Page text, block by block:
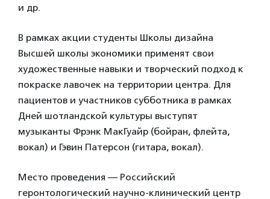
и др.
В рамках акции студенты Школы дизайна
Высшей школы экономики применят свои
художественные навыки и творческий подход к
покраске лавочек на территории центра. Для
пациентов и участников субботника в рамках
Дней шотландской культуры выступят
музыканты Фрэнк МакГуайр (бойран, флейта,
вокал) и Гэвин Патерсон (гитара, вокал).
Место проведения — Российский
геронтологический научно-клинический центр